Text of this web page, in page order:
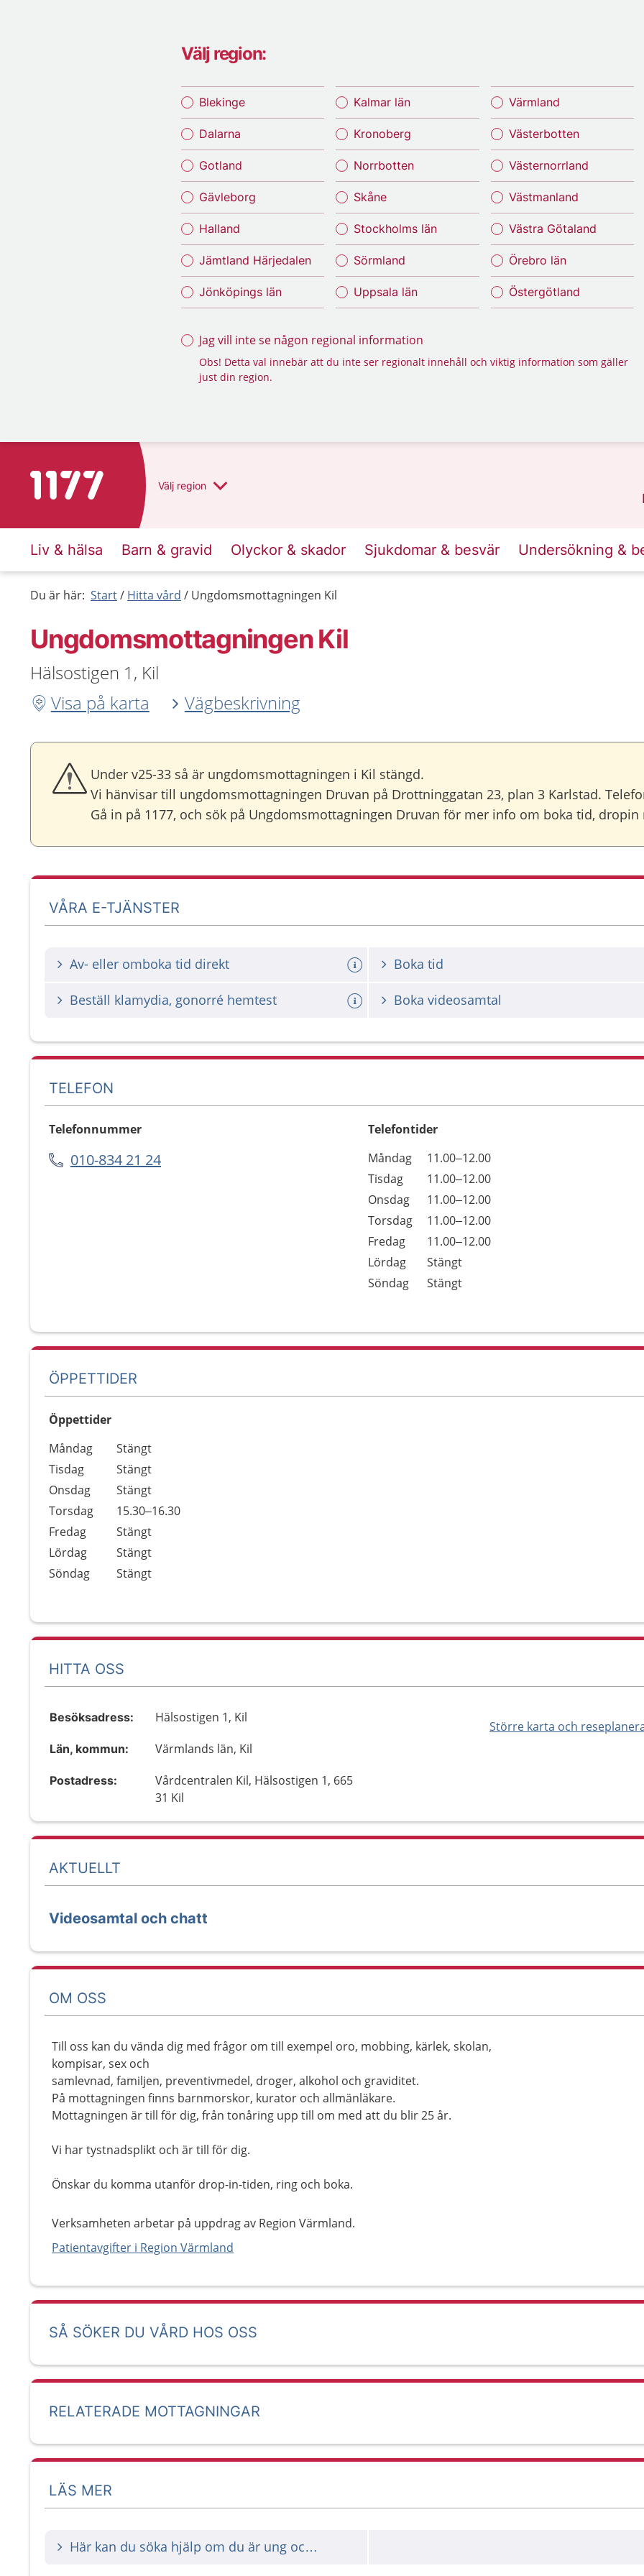
Välj region:
Blekinge
Dalarna
Gotland
Gävleborg
Halland
Jämtland Härjedalen
Jönköpings län
Kalmar län
Kronoberg
Norrbotten
Skåne
Stockholms län
Sörmland
Uppsala län
Värmland
Västerbotten
Västernorrland
Västmanland
Västra Götaland
Örebro län
Östergötland
Jag vill inte se någon regional information
Obs! Detta val innebär att du inte ser regionalt innehåll och viktig information som gäller
just din region.
Till startsidan för 1177 Välj region
Liv & hälsa Barn & gravid Olyckor & skador Sjukdomar & besvär Undersökning &
Du är här: Start Hitta vård Ungdomsmottagningen Kil
Ungdoms­mottagningen Kil
Hälsostigen 1, Kil
Visa på karta
Vägbeskrivning
Under v25-33 så är ungdomsmottagningen i Kil stängd.
Vi hänvisar till ungdomsmottagningen Druvan på Drottninggatan 23, plan 3 Karlstad.
Gå in på 1177, och sök på Ungdomsmottagningen Druvan för mer info om boka tid,
VÅRA E-TJÄNSTER
Av- eller omboka tid direkt Boka tid
Beställ klamydia, gonorré hemtest Boka videosamtal
TELEFON
Telefonnummer
010-834 21 24
Telefontider
Dag
Öppettider
Kommentarer
Måndag
11.00–12.00
Tisdag
11.00–12.00
Onsdag
11.00–12.00
Torsdag
11.00–12.00
Fredag
11.00–12.00
Lördag
Stängt
Söndag
Stängt
ÖPPETTIDER
Öppettider
Dag
Öppettider
Kommentarer
Måndag
Stängt
Tisdag
Stängt
Onsdag
Stängt
Torsdag
15.30–16.30
Fredag
Stängt
Lördag
Stängt
Söndag
Stängt
HITTA OSS
Större karta och
Besöksadress: Hälsostigen 1, Kil
Län, kommun: Värmlands län, Kil
Postadress:
Vårdcentralen Kil, Hälsostigen 1, 665
31 Kil
AKTUELLT
Videosamtal och chatt
OM OSS
Till oss kan du vända dig med frågor om till exempel oro, mobbing, kärlek, skolan,
kompisar, sex och
samlevnad, familjen, preventivmedel, droger, alkohol och graviditet.
På mottagningen finns barnmorskor, kurator och allmänläkare.
Mottagningen är till för dig, från tonåring upp till om med att du blir 25 år.
Vi har tystnadsplikt och är till för dig.
Önskar du komma utanför drop-in-tiden, ring och boka.
Verksamheten arbetar på uppdrag av Region Värmland.
Patientavgifter i Region Värmland
SÅ SÖKER DU VÅRD HOS OSS
RELATERADE MOTTAGNINGAR
LÄS MER
Här kan du söka hjälp om du är ung och funderar på något